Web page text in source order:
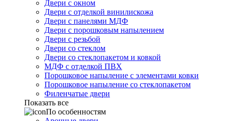
Двери с окном
Двери с отделкой винилискожа
Двери с панелями МДФ
Двери с порошковым напылением
Двери с резьбой
Двери со стеклом
Двери со стеклопакетом и ковкой
МДФ с отделкой ПВХ
Порошковое напыление с элементами ковки
Порошковое напыление со стеклопакетом
Филенчатые двери
Показать все
По особенностям